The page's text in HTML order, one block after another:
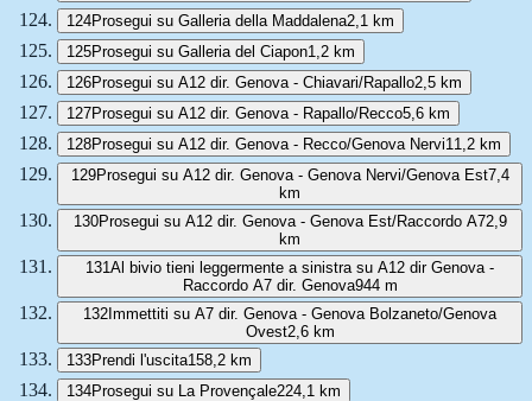
124Prosegui su Galleria della Maddalena2,1 km
125Prosegui su Galleria del Ciapon1,2 km
126Prosegui su A12 dir. Genova - Chiavari/Rapallo2,5 km
127Prosegui su A12 dir. Genova - Rapallo/Recco5,6 km
128Prosegui su A12 dir. Genova - Recco/Genova Nervi11,2 km
129Prosegui su A12 dir. Genova - Genova Nervi/Genova Est7,4
km
130Prosegui su A12 dir. Genova - Genova Est/Raccordo A72,9
km
131Al bivio tieni leggermente a sinistra su A12 dir Genova -
Raccordo A7 dir. Genova944 m
132Immettiti su A7 dir. Genova - Genova Bolzaneto/Genova
Ovest2,6 km
133Prendi l'uscita158,2 km
134Prosegui su La Provençale224,1 km